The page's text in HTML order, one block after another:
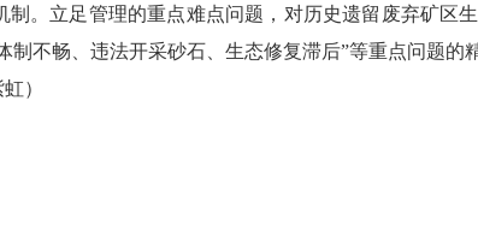
。立足管理的重点难点问题，对历史遗留废弃矿区
不畅、违法开采砂石、生态修复滞后”等重点问题的
）